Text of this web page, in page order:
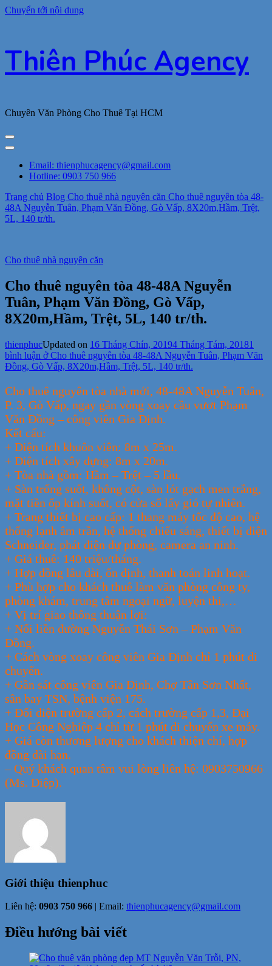
Chuyển tới nội dung
Thiên Phúc Agency
Chuyên Văn Phòng Cho Thuê Tại HCM
Email: thienphucagency@gmail.com
Hotline: 0903 750 966
Trang chủ Blog Cho thuê nhà nguyên căn Cho thuê nguyên tòa 48-
48A Nguyễn Tuân, Phạm Văn Đồng, Gò Vấp, 8X20m,Hầm, Trệt,
5L, 140 tr/th.
Cho thuê nhà nguyên căn
Cho thuê nguyên tòa 48-48A Nguyễn
Tuân, Phạm Văn Đồng, Gò Vấp,
8X20m,Hầm, Trệt, 5L, 140 tr/th.
thienphucUpdated on 16 Tháng Chín, 20194 Tháng Tám, 20181
bình luận ở Cho thuê nguyên tòa 48-48A Nguyễn Tuân, Phạm Văn
Đồng, Gò Vấp, 8X20m,Hầm, Trệt, 5L, 140 tr/th.
Cho thuê nguyên tòa nhà mới, 48-48A Nguyễn Tuân,
P. 3, Gò Vấp, ngay gần vòng xoay cầu vượt Phạm
Văn Đồng – công viên Gia Định.
Kết cấu:
+ Diện tích khuôn viên: 8m x 25m.
+ Diện tích xây dựng: 8m x 20m.
+ Tòa nhà gồm: Hầm – Trệt – 5 lầu.
+ Sàn trống suốt, không cột, sàn lót gạch men trắng,
mặt tiền ốp kính suốt, có cửa sổ lấy gió tự nhiên.
+ Trang thiết bị cao cấp: 1 thang máy tốc độ cao, hệ
thống lạnh âm trần, hệ thống chiếu sáng, thiết bị điện
Schneider, phát điện dự phòng, camera an ninh.
+ Giá thuê: 140 triệu/tháng.
+ Hợp đồng lâu dài, ổn định, thanh toán linh hoạt.
+ Phù hợp cho khách thuê làm văn phòng công ty,
phòng khám, trung tâm ngoại ngữ, luyện thi,…
+ Vị trí giao thông thuận lợi:
+ Nối liền đường Nguyễn Thái Sơn – Phạm Văn
Đồng.
+ Cách vòng xoay công viên Gia Định chỉ 1 phút di
chuyển.
+ Gần sát công viên Gia Định, Chợ Tân Sơn Nhất,
sân bay TSN, bệnh viện 175.
+ Đối diện trường cấp 2, cách trường cấp 1,3, Đại
Học Công Nghiệp 4 chỉ từ 1 phút di chuyển xe máy.
+ Giá còn thương lượng cho khách thiện chí, hợp
đồng dài hạn.
– Quý khách quan tâm vui lòng liên hệ: 0903750966
(Ms. Diệp).
Giới thiệu thienphuc
Liên hệ: 0903 750 966 | Email: thienphucagency@gmail.com
Điều hướng bài viết